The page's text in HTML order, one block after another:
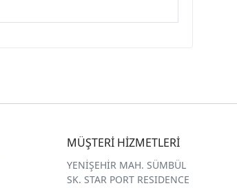
MÜŞTERİ HİZMETLERİ
YENİŞEHİR MAH. SÜMBÜL
SK. STAR PORT RESIDENCE